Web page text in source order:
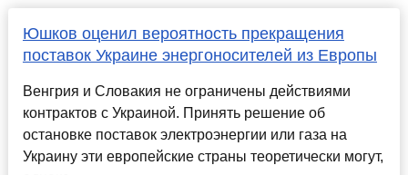
Юшков оценил вероятность прекращения
поставок Украине энергоносителей из Европы
Венгрия и Словакия не ограничены действиями
контрактов с Украиной. Принять решение об
остановке поставок электроэнергии или газа на
Украину эти европейские страны теоретически могут,